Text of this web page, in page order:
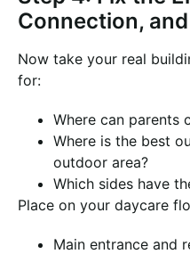
Connection,
Now take your real
for:
Where can parents
Where is the best
outdoor area?
Which sides have
Place on your daycare
Main entrance and